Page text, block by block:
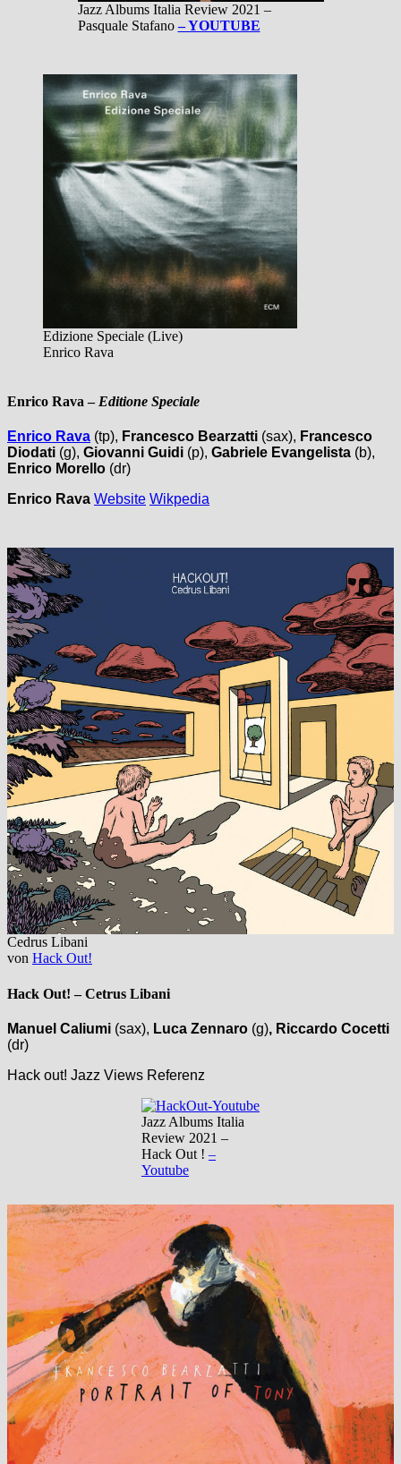
Jazz Albums Italia Review 2021 –
Pasquale Stafano– YOUTUBE
Edizione Speciale (Live)
Enrico Rava
Enrico Rava– Editione Speciale
Enrico Rava (tp), Francesco Bearzatti (sax), Francesco
Diodati (g), Giovanni Guidi (p), Gabriele Evangelista (b),
Enrico Morello (dr)
Enrico Rava Website Wikpedia
Cedrus Libani
von Hack Out!
Hack Out! –Cetrus Libani
Manuel Caliumi (sax), Luca Zennaro (g), Riccardo Cocetti
(dr)
Hack out! Jazz Views Referenz
Jazz Albums Italia
Review 2021 –
Hack Out ! –
Youtube